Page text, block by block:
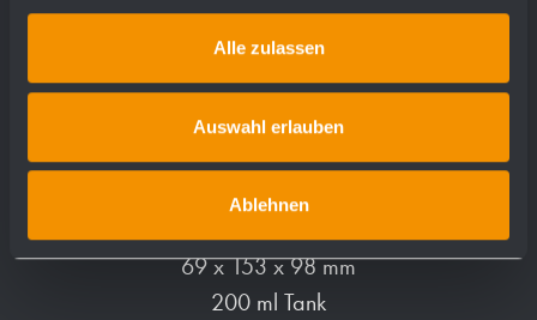
Alle zulassen
Auswahl erlauben
Ablehnen
Seifenspender hinter Spiegel WP174
69 x 153 x 98 mm
200 ml Tank